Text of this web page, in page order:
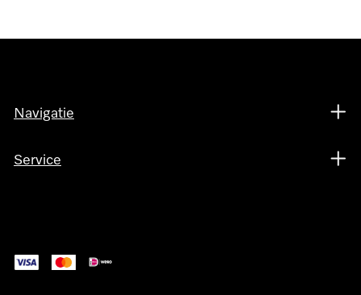
Navigatie
Service